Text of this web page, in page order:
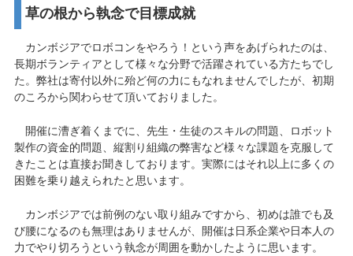
草の根から執念で目標成就
カンボジアでロボコンをやろう！という声をあげられたのは、
長期ボランティアとして様々な分野で活躍されている方たちでし
た。弊社は寄付以外に殆ど何の力にもなれませんでしたが、初期
のころから関わらせて頂いておりました。
開催に漕ぎ着くまでに、先生・生徒のスキルの問題、ロボット
製作の資金的問題、縦割り組織の弊害など様々な課題を克服して
きたことは直接お聞きしております。実際にはそれ以上に多くの
困難を乗り越えられたと思います。
カンボジアでは前例のない取り組みですから、初めは誰でも及
び腰になるのも無理はありませんが、開催は日系企業や日本人の
力でやり切ろうという執念が周囲を動かしたように思います。